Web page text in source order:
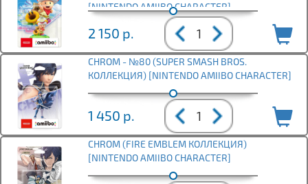
[NINTENDO AMIIBO CHARACTER]
2 150 р.
CHROM - №80 (SUPER SMASH BROS.
КОЛЛЕКЦИЯ) [NINTENDO AMIIBO CHARACTER]
1 450 р.
CHROM (FIRE EMBLEM КОЛЛЕКЦИЯ)
[NINTENDO AMIIBO CHARACTER]